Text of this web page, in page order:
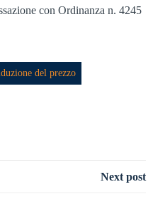
con Ordinanza n. 4245
del prezzo
Navigazione
Next post